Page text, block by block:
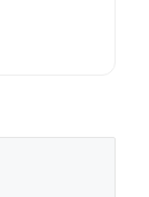
16 giá